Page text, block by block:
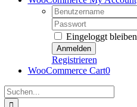
Username:
Password:
Eingeloggt bleiben
Registrieren
WooCommerce Cart0
Suche
nach: